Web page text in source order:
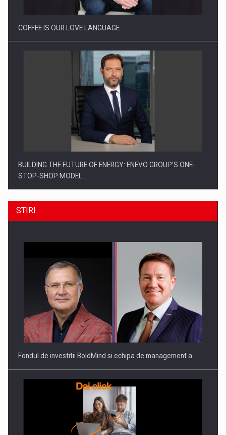
COFFEE IS OUR LOVE LANGUAGE
BUILDING THE FUTURE OF ENERGY: ENEVO GROUP’S ONE-
STOP-SHOP MODEL…
ROOTED IN ROMANIA, BUILT TO DELIVER TECHNOLOGY FOR
THE…
STIRI
Fondul de investitii BoldMind si echipa de management a…